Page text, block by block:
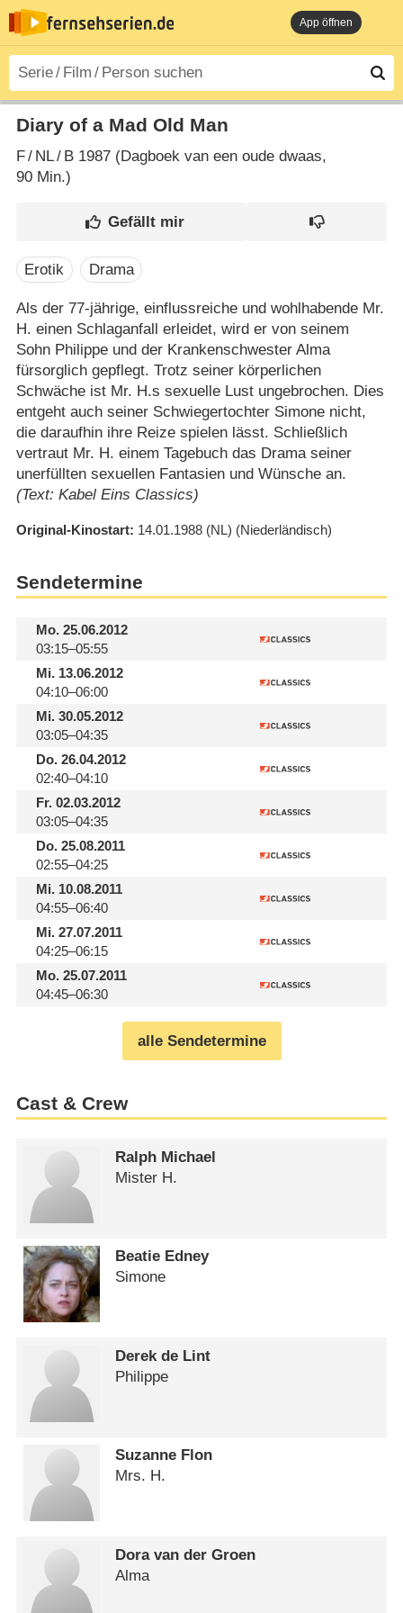
App öffnen
Diary of a Mad Old Man
F/ NL/ B1987 (Dagboek van een oude dwaas‎,
90 Min.)
Erotik Drama
Als der 77-jährige, einflussreiche und wohlhabende Mr.
H. einen Schlaganfall erleidet, wird er von seinem
Sohn Philippe und der Krankenschwester Alma
fürsorglich gepflegt. Trotz seiner körperlichen
Schwäche ist Mr. H.s sexuelle Lust ungebrochen. Dies
entgeht auch seiner Schwiegertochter Simone nicht,
die daraufhin ihre Reize spielen lässt. Schließlich
vertraut Mr. H. einem Tagebuch das Drama seiner
unerfüllten sexuellen Fantasien und Wünsche an.
(Text: Kabel Eins Classics)
Original-Kinostart 14.01.1988 (NL) (Niederländisch)
Sendetermine
Mo.25.06.2012
03:15–05:55
Mi.13.06.2012
04:10–06:00
Mi.30.05.2012
03:05–04:35
Do.26.04.2012
02:40–04:10
Fr.02.03.2012
03:05–04:35
Do.25.08.2011
02:55–04:25
Mi.10.08.2011
04:55–06:40
Mi.27.07.2011
04:25–06:15
Mo.25.07.2011
04:45–06:30
alle Sendetermine
Cast & Crew
Ralph Michael
Mister H.
Beatie Edney
Simone
Derek de Lint
Philippe
Suzanne Flon
Mrs. H.
Dora van der Groen
Alma